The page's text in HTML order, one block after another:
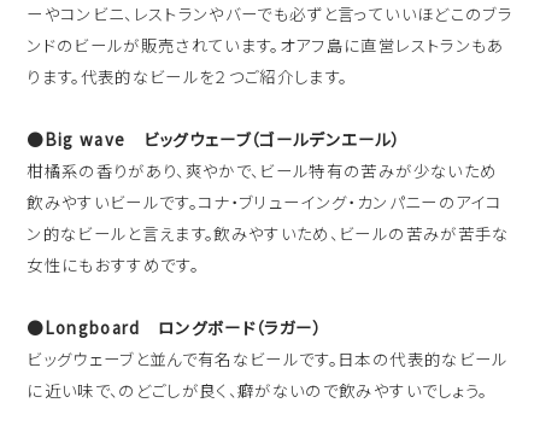
ーやコンビニ、レストランやバーでも必ずと言っていいほどこのブラ
ンドのビールが販売されています。オアフ島に直営レストランもあ
ります。代表的なビールを２つご紹介します。
●Big wave ビッグウェーブ（ゴールデンエール）
柑橘系の香りがあり、爽やかで、ビール特有の苦みが少ないため
飲みやすいビールです。コナ・ブリューイング・カンパニーのアイコ
ン的なビールと言えます。飲みやすいため、ビールの苦みが苦手な
女性にもおすすめです。
●Longboard ロングボード（ラガー）
ビッグウェーブと並んで有名なビールです。日本の代表的なビール
に近い味で、のどごしが良く、癖がないので飲みやすいでしょう。